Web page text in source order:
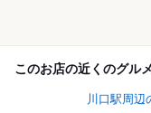
このお店の近くのグル
川口駅周辺